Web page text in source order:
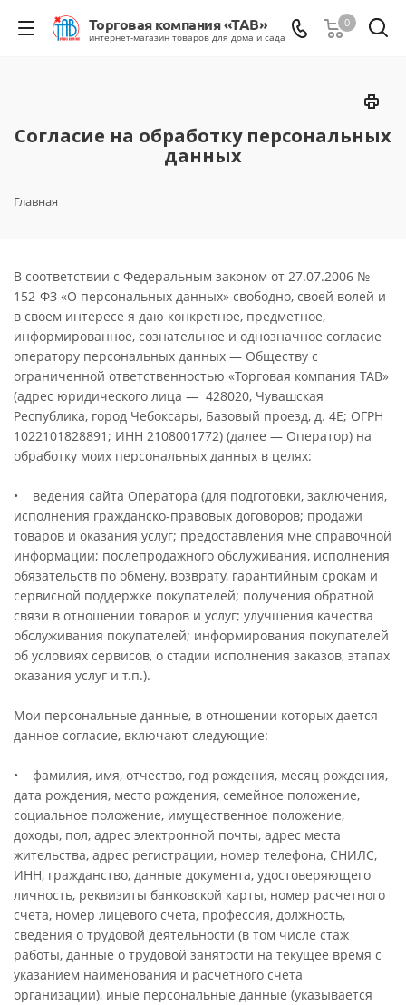
0
Согласие на обработку персональных
данных
Главная
В соответствии с Федеральным законом от 27.07.2006 №
152-ФЗ «О персональных данных» свободно, своей волей и
в своем интересе я даю конкретное, предметное,
информированное, сознательное и однозначное согласие
оператору персональных данных — Обществу с
ограниченной ответственностью «Торговая компания ТАВ»
(адрес юридического лица — 428020, Чувашская
Республика, город Чебоксары, Базовый проезд, д. 4Е; ОГРН
1022101828891; ИНН 2108001772) (далее — Оператор) на
обработку моих персональных данных в целях:
• ведения сайта Оператора (для подготовки, заключения,
исполнения гражданско-правовых договоров; продажи
товаров и оказания услуг; предоставления мне справочной
информации; послепродажного обслуживания, исполнения
обязательств по обмену, возврату, гарантийным срокам и
сервисной поддержке покупателей; получения обратной
связи в отношении товаров и услуг; улучшения качества
обслуживания покупателей; информирования покупателей
об условиях сервисов, о стадии исполнения заказов, этапах
оказания услуг и т.п.).
Мои персональные данные, в отношении которых дается
данное согласие, включают следующие:
• фамилия, имя, отчество, год рождения, месяц рождения,
дата рождения, место рождения, семейное положение,
социальное положение, имущественное положение,
доходы, пол, адрес электронной почты, адрес места
жительства, адрес регистрации, номер телефона, СНИЛС,
ИНН, гражданство, данные документа, удостоверяющего
личность, реквизиты банковской карты, номер расчетного
счета, номер лицевого счета, профессия, должность,
сведения о трудовой деятельности (в том числе стаж
работы, данные о трудовой занятости на текущее время с
указанием наименования и расчетного счета
организации), иные персональные данные (указывается